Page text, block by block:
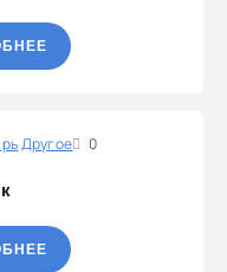
Другое 0